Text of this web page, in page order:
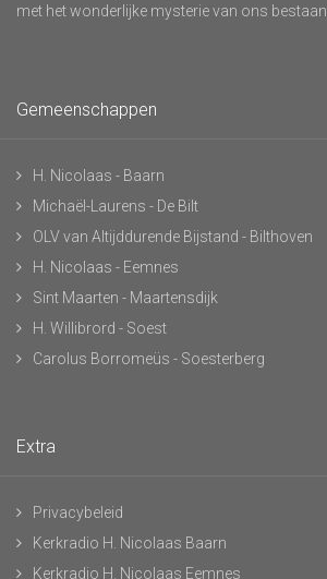
met het wonderlijke mysterie van ons bestaan.
Gemeenschappen
H. Nicolaas - Baarn
Michaël-Laurens - De Bilt
OLV van Altijddurende Bijstand - Bilthoven
H. Nicolaas - Eemnes
Sint Maarten - Maartensdijk
H. Willibrord - Soest
Carolus Borromeüs - Soesterberg
Extra
Privacybeleid
Kerkradio H. Nicolaas Baarn
Kerkradio H. Nicolaas Eemnes